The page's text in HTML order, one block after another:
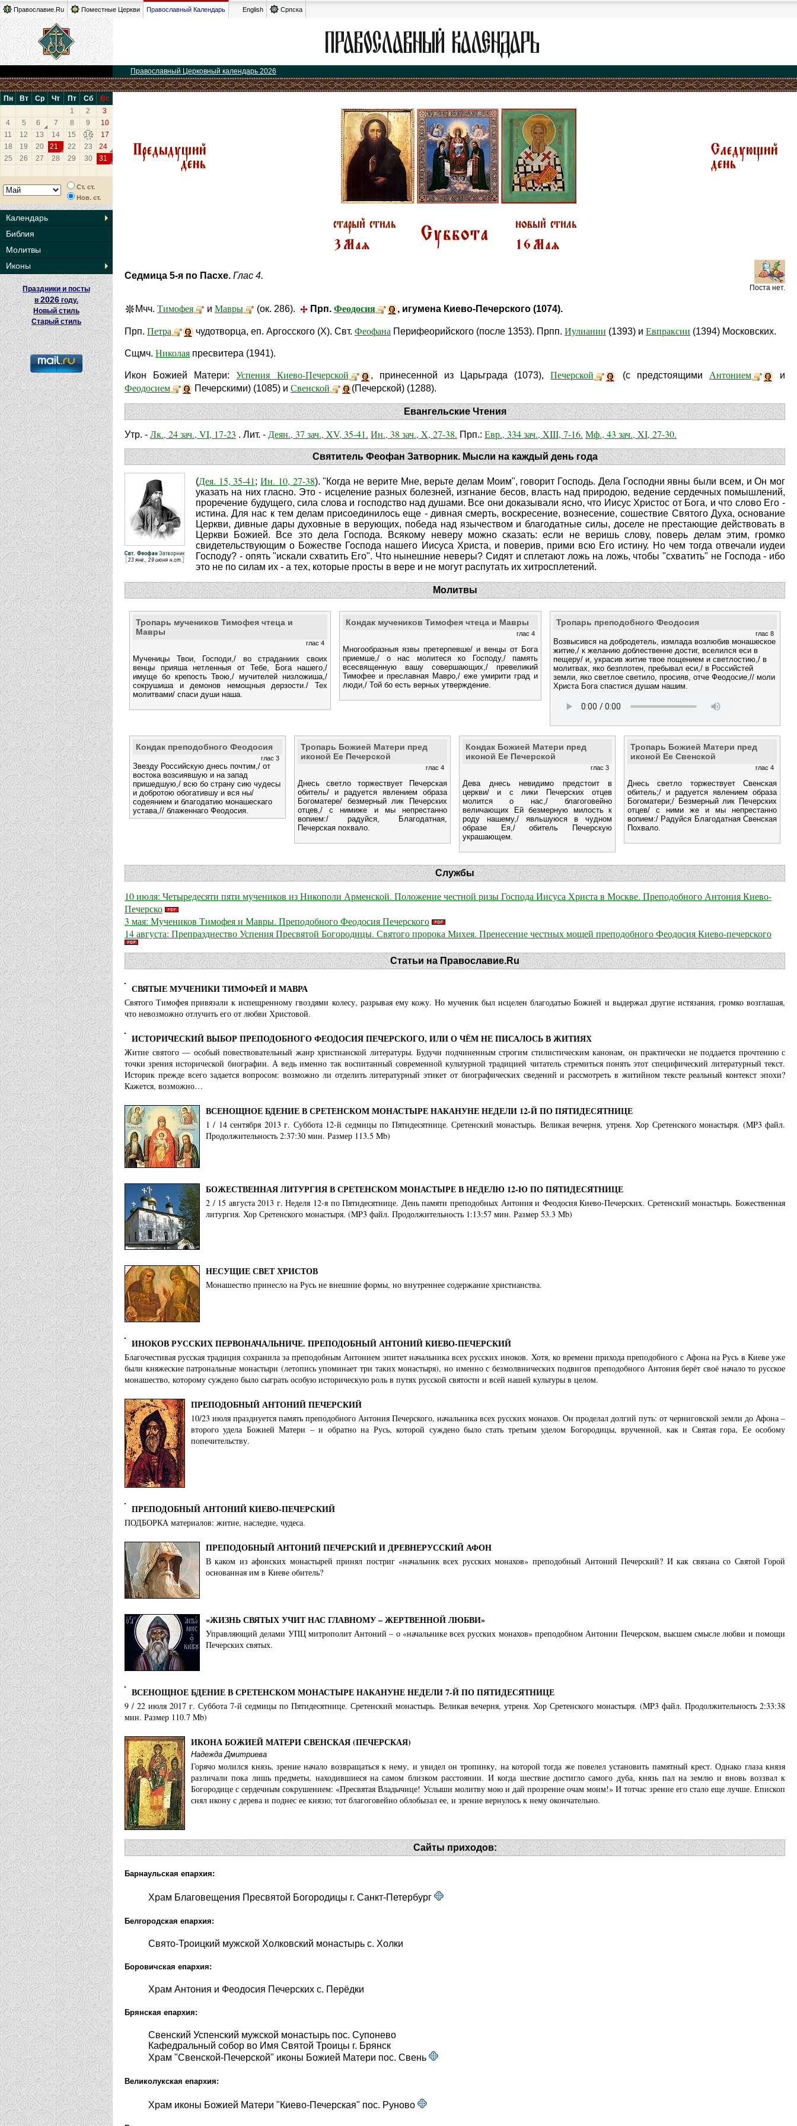
Православие.Ru Поместные Церкви Православный Календарь English Српска
Православный Церковный календарь 2026
Пн Вт Ср Чт Пт Сб
Вс
1
2
3
4
5 6 7 8 9
10
11
12 13 14 15 16
17
18
19 20 21 22 23
24
25
26 27 28 29 30 31
Ст. ст.
Нов. ст.
Календарь
Библия
Молитвы
Иконы
Праздники и посты
в2026 году.
Новый стиль
Старый стиль
Седмица 5-я по Пасхе. Глас 4.
Поста нет.
Мчч. Тимофея и Мавры (ок. 286). Прп. Феодосия , игумена Киево-Печерского (1074).
Прп. Петра чудотворца, еп. Аргосского (X). Свт. Феофана Перифеорийского (после 1353). Прпп. Иулиании (1393) и Евпраксии (1394) Московских.
Сщмч. Николая пресвитера (1941).
Икон Божией Матери:Успения Киево-Печерской , принесенной из Царьграда (1073),Печерской (с предстоящими Антонием и
Феодосием Печерскими) (1085) и Свенской (Печерской) (1288).
Евангельские Чтения
Утр. - Лк., 24 зач., VI, 17-23 . Лит. - Деян., 37 зач., XV, 35-41. Ин., 38 зач., X, 27-38. Прп.: Евр., 334 зач., XIII, 7-16. Мф., 43 зач., XI, 27-30.
Святитель Феофан Затворник. Мысли на каждый день года
(Дея. 15, 35-41 ;Ин. 10, 27-38). "Когда не верите Мне, верьте делам Моим", говорит Господь. Дела Господни явны были всем, и Он мог
указать на них гласно. Это - исцеление разных болезней, изгнание бесов, власть над природою, ведение сердечных помышлений,
проречение будущего, сила слова и господство над душами. Все они доказывали ясно, что Иисус Христос от Бога, и что слово Его -
истина. Для нас к тем делам присоединилось еще - дивная смерть, воскресение, вознесение, сошествие Святого Духа, основание
Церкви, дивные дары духовные в верующих, победа над язычеством и благодатные силы, доселе не престающие действовать в
Церкви Божией. Все это дела Господа. Всякому неверу можно сказать: если не веришь слову, поверь делам этим, громко
свидетельствующим о Божестве Господа нашего Иисуса Христа, и поверив, прими всю Его истину. Но чем тогда отвечали иудеи
Господу? - опять "искали схватить Его". Что нынешние неверы? Сидят и сплетают ложь на ложь, чтобы "схватить" не Господа - ибо
это не по силам их - а тех, которые просты в вере и не могут распутать их хитросплетений.
Молитвы
Тропарь мучеников Тимофея чтеца и
Мавры
глас 4
Мученицы Твои, Господи,/ во страданиих своих
венцы прияша нетленныя от Тебе, Бога нашего,/
имуще бо крепость Твою,/ мучителей низложиша,/
сокрушиша и демонов немощныя дерзости./ Тех
молитвами/ спаси души наша.
Кондак мучеников Тимофея чтеца и Мавры
глас 4
Многообразныя язвы претерпевше/ и венцы от Бога
приемше,/ о нас молитеся ко Господу,/ память
всесвященную вашу совершающих,/ превеликий
Тимофее и преславная Мавро,/ еже умирити град и
люди,/ Той бо есть верных утверждение.
Тропарь преподобного Феодосия
глас 8
Возвысився на добродетель, измлада возлюбив монашеское
житие,/ к желанию доблественне достиг, вселился еси в
пещеру/ и, украсив житие твое пощением и светлостию,/ в
молитвах, яко безплотен, пребывал еси,/ в Российстей
земли, яко светлое светило, просияв, отче Феодосие,// моли
Христа Бога спастися душам нашим.
Кондак преподобного Феодосия
глас 3
Звезду Российскую днесь почтим,/ от
востока возсиявшую и на запад
пришедшую,/ всю бо страну сию чудесы
и добротою обогатившу и вся ны/
содеянием и благодатию монашескаго
устава,// блаженнаго Феодосия.
Тропарь Божией Матери пред
иконой Ее Печерской
глас 4
Днесь светло торжествует Печерская
обитель/ и радуется явлением образа
Богоматере/ безмерный лик Печерских
отцев,/ с нимиже и мы непрестанно
вопием:/ радуйся, Благодатная,
Печерская похвало.
Кондак Божией Матери пред
иконой Ее Печерской
глас 3
Дева днесь невидимо предстоит в
церкви/ и с лики Печерских отцев
молится о нас,/ благоговейно
величающих Ей безмерную милость к
роду нашему,/ явльшуюся в чудном
образе Ея,/ обитель Печерскую
украшающем.
Тропарь Божией Матери пред
иконой Ее Свенской
глас 4
Днесь светло торжествует Свенская
обитель;/ и радуется явлением образа
Богоматери;/ Безмерный лик Печерских
отцев/ с ними же и мы непрестанно
вопием:/ Радуйся Благодатная Свенская
Похвало.
Службы
10 июля: Четыредесяти пяти мучеников из Никополи Арменской. Положение честной ризы Господа Иисуса Христа в Москве. Преподобного Антония Киево-
Печерско
3 мая: Мучеников Тимофея и Мавры. Преподобного Феодосия Печерского
14 августа: Препразднество Успения Пресвятой Богородицы. Святого пророка Михея. Пренесение честных мощей преподобного Феодосия Киево-печерского
Статьи на Православие.Ru
СВЯТЫЕ МУЧЕНИКИ ТИМОФЕЙ И МАВРА
Святого Тимофея привязали к испещренному гвоздями колесу, разрывая ему кожу. Но мученик был исцелен благодатью Божией и выдержал другие истязания, громко возглашая,
что невозможно отлучить его от любви Христовой.
ИСТОРИЧЕСКИЙ ВЫБОР ПРЕПОДОБНОГО ФЕОДОСИЯ ПЕЧЕРСКОГО, ИЛИ О ЧЁМ НЕ ПИСАЛОСЬ В ЖИТИЯХ
Житие святого — особый повествовательный жанр христианской литературы. Будучи подчиненным строгим стилистическим канонам, он практически не поддается прочтению с
точки зрения исторической биографии. А ведь именно так воспитанный современной культурной традицией читатель стремиться понять этот специфический литературный текст.
Историк прежде всего задается вопросом: возможно ли отделить литературный этикет от биографических сведений и рассмотреть в житийном тексте реальный контекст эпохи?
Кажется, возможно…
ВСЕНОЩНОЕ БДЕНИЕ В СРЕТЕНСКОМ МОНАСТЫРЕ НАКАНУНЕ НЕДЕЛИ 12-Й ПО ПЯТИДЕСЯТНИЦЕ
1 / 14 сентября 2013 г. Суббота 12-й седмицы по Пятидесятнице. Сретенский монастырь. Великая вечерня, утреня. Хор Сретенского монастыря. (MP3 файл.
Продолжительность 2:37:30 мин. Размер 113.5 Mb)
БОЖЕСТВЕННАЯ ЛИТУРГИЯ В СРЕТЕНСКОМ МОНАСТЫРЕ В НЕДЕЛЮ 12-Ю ПО ПЯТИДЕСЯТНИЦЕ
2 / 15 августа 2013 г. Неделя 12-я по Пятидесятнице. День памяти преподобных Антония и Феодосия Киево-Печерских. Сретенский монастырь. Божественная
литургия. Хор Сретенского монастыря. (MP3 файл. Продолжительность 1:13:57 мин. Размер 53.3 Mb)
НЕСУЩИЕ СВЕТ ХРИСТОВ
Монашество принесло на Русь не внешние формы, но внутреннее содержание христианства.
ИНОКОВ РУССКИХ ПЕРВОНАЧАЛЬНИЧЕ. ПРЕПОДОБНЫЙ АНТОНИЙ КИЕВО-ПЕЧЕРСКИЙ
Благочестивая русская традиция сохранила за преподобным Антонием эпитет начальника всех русских иноков. Хотя, ко времени прихода преподобного с Афона на Русь в Киеве уже
были княжеские патрональные монастыри (летопись упоминает три таких монастыря), но именно с безмолвнических подвигов преподобного Антония берёт своё начало то русское
монашество, которому суждено было сыграть особую историческую роль в путях русской святости и всей нашей культуры в целом.
ПРЕПОДОБНЫЙ АНТОНИЙ ПЕЧЕРСКИЙ
10/23 июля празднуется память преподобного Антония Печерского, начальника всех русских монахов. Он проделал долгий путь: от черниговской земли до Афона –
второго удела Божией Матери – и обратно на Русь, которой суждено было стать третьим уделом Богородицы, врученной, как и Святая гора, Ее особому
попечительству.
ПРЕПОДОБНЫЙ АНТОНИЙ КИЕВО-ПЕЧЕРСКИЙ
ПОДБОРКА материалов: житие, наследие, чудеса.
ПРЕПОДОБНЫЙ АНТОНИЙ ПЕЧЕРСКИЙ И ДРЕВНЕРУССКИЙ АФОН
В каком из афонских монастырей принял постриг «начальник всех русских монахов» преподобный Антоний Печерский? И как связана со Святой Горой
основанная им в Киеве обитель?
«ЖИЗНЬ СВЯТЫХ УЧИТ НАС ГЛАВНОМУ – ЖЕРТВЕННОЙ ЛЮБВИ»
Управляющий делами УПЦ митрополит Антоний – о «начальнике всех русских монахов» преподобном Антонии Печерском, высшем смысле любви и помощи
Печерских святых.
ВСЕНОЩНОЕ БДЕНИЕ В СРЕТЕНСКОМ МОНАСТЫРЕ НАКАНУНЕ НЕДЕЛИ 7-Й ПО ПЯТИДЕСЯТНИЦЕ
9 / 22 июля 2017 г. Суббота 7-й седмицы по Пятидесятнице. Сретенский монастырь. Великая вечерня, утреня. Хор Сретенского монастыря. (MP3 файл. Продолжительность 2:33:38
мин. Размер 110.7 Mb)
ИКОНА БОЖИЕЙ МАТЕРИ СВЕНСКАЯ (ПЕЧЕРСКАЯ)
Надежда Дмитриева
Горячо молился князь, зрение начало возвращаться к нему, и увидел он тропинку, на которой тогда же повелел установить памятный крест. Однако глаза князя
различали пока лишь предметы, находившиеся на самом близком расстоянии. И когда шествие достигло самого дуба, князь пал на землю и вновь воззвал к
Богородице с сердечным сокрушением: «Пресвятая Владычице! Услыши молитву мою и дай прозрение очам моим!» И тотчас зрение его стало еще лучше. Епископ
снял икону с дерева и поднес ее князю; тот благоговейно облобызал ее, и зрение вернулось к нему окончательно.
Сайты приходов:
Барнаульская епархия:
Храм Благовещения Пресвятой Богородицы г. Санкт-Петербург
Белгородская епархия:
Свято-Троицкий мужской Холковский монастырь с. Холки
Боровичская епархия:
Храм Антония и Феодосия Печерских с. Перёдки
Брянская епархия:
Свенский Успенский мужской монастырь пос. Супонево
Кафедральный собор во Имя Святой Троицы г. Брянск
Храм "Свенской-Печерской" иконы Божией Матери пос. Свень
Великолукская епархия:
Храм иконы Божией Матери "Киево-Печерская" пос. Руново